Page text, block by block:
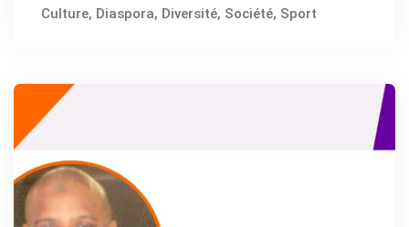
Culture, Diaspora, Diversité, Société, Sport